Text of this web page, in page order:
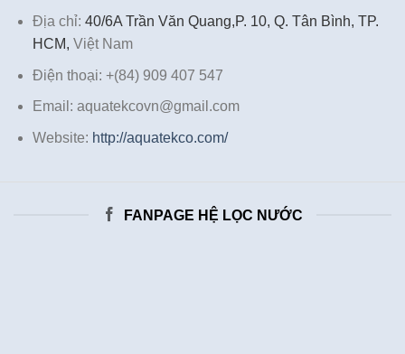
Địa chỉ: 40/6A Trần Văn Quang,P. 10, Q. Tân Bình, TP.
HCM, Việt Nam
Điện thoại: +(84) 909 407 547
Email: aquatekcovn@gmail.com
Website: http://aquatekco.com/
FANPAGE HỆ LỌC NƯỚC